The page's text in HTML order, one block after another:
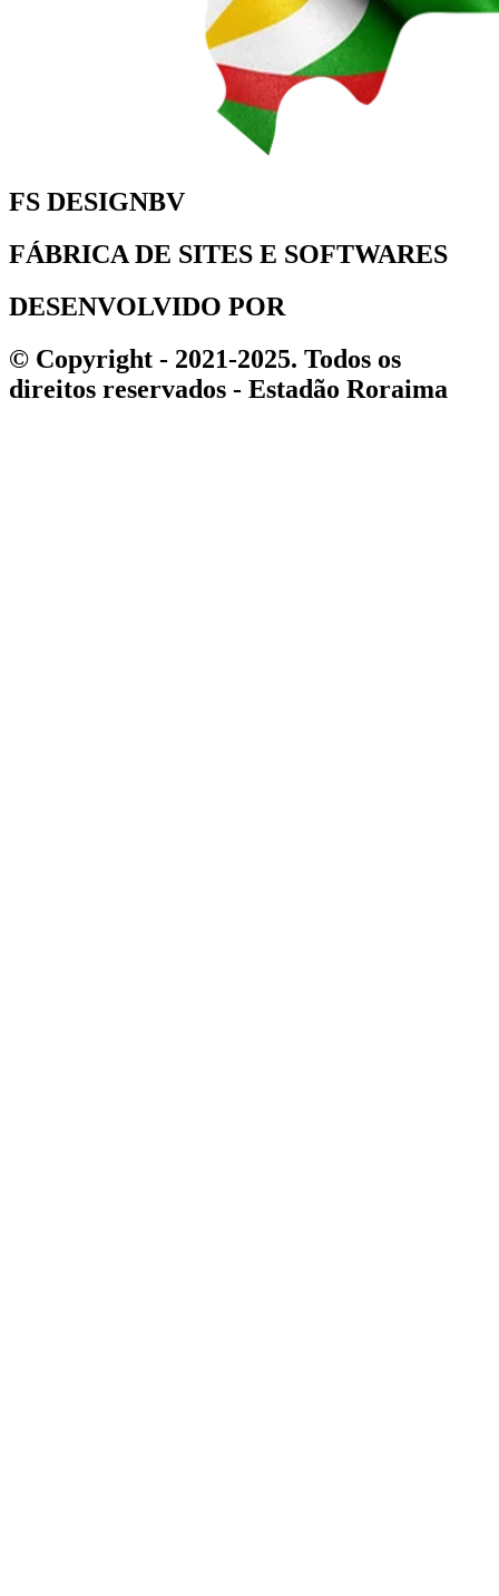
FS DESIGNBV
FÁBRICA DE SITES E SOFTWARES
DESENVOLVIDO POR
© Copyright - 2021-2025. Todos os
direitos reservados - Estadão Roraima